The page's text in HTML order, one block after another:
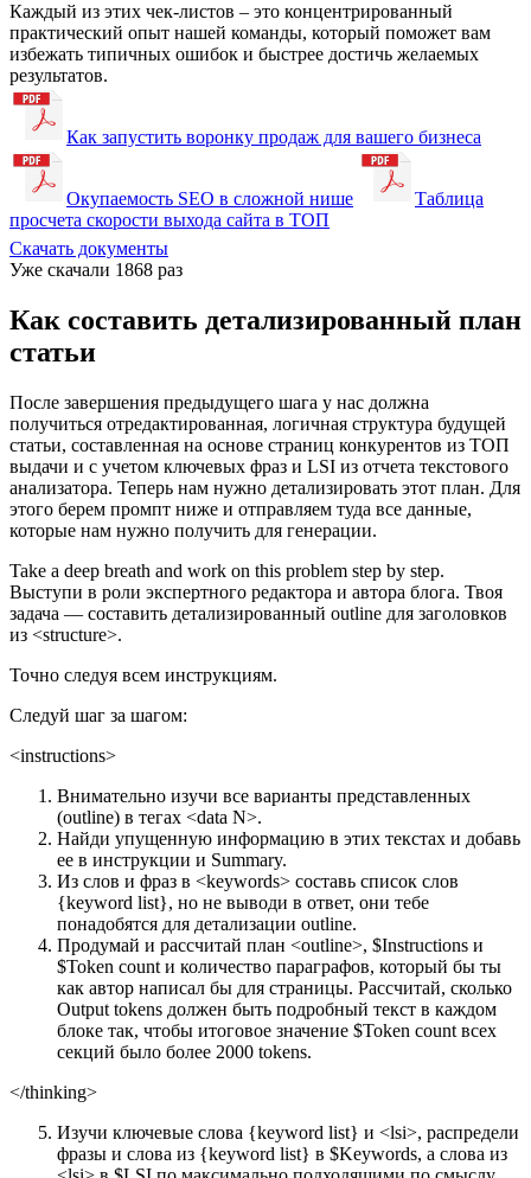
Каждый из этих чек-листов – это концентрированный
практический опыт нашей команды, который поможет вам
избежать типичных ошибок и быстрее достичь желаемых
результатов.
Как запустить воронку продаж для вашего бизнеса
Окупаемость SEO в сложной нише
Таблица
просчета скорости выхода сайта в ТОП
Cкачать документы
Уже скачали 1868 раз
Как составить детализированный план
статьи
После завершения предыдущего шага у нас должна
получиться отредактированная, логичная структура будущей
статьи, составленная на основе страниц конкурентов из ТОП
выдачи и с учетом ключевых фраз и LSI из отчета текстового
анализатора. Теперь нам нужно детализировать этот план. Для
этого берем промпт ниже и отправляем туда все данные,
которые нам нужно получить для генерации.
Take a deep breath and work on this problem step by step.
Выступи в роли экспертного редактора и автора блога. Твоя
задача — составить детализированный outline для заголовков
из <structure>.
Точно следуя всем инструкциям.
Следуй шаг за шагом:
<instructions>
Внимательно изучи все варианты представленных
(outline) в тегах <data N>.
Найди упущенную информацию в этих текстах и добавь
ее в инструкции и Summary.
Из слов и фраз в <keywords> составь список слов
{keyword list}, но не выводи в ответ, они тебе
понадобятся для детализации outline.
Продумай и рассчитай план <outline>, $Instructions и
$Token count и количество параграфов, который бы ты
как автор написал бы для страницы. Рассчитай, сколько
Output tokens должен быть подробный текст в каждом
блоке так, чтобы итоговое значение $Token count всех
секций было более 2000 tokens.
</thinking>
Изучи ключевые слова {keyword list} и <lsi>, распредели
фразы и слова из {keyword list} в $Keywords, а слова из